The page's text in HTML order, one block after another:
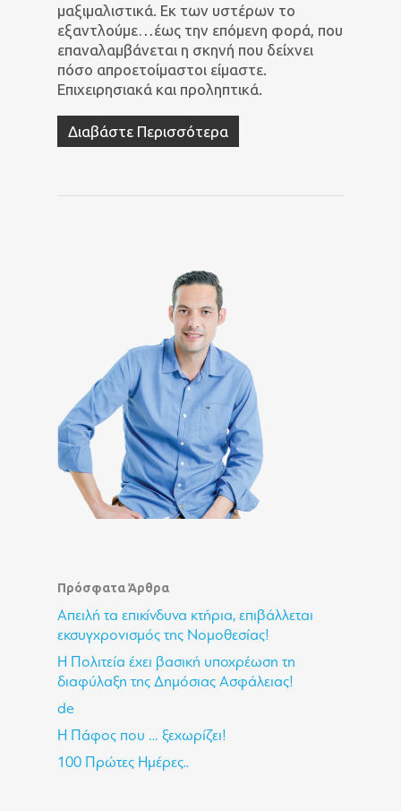
μαξιμαλιστικά. Εκ των υστέρων το
εξαντλούμε…έως την επόμενη φορά, που
επαναλαμβάνεται η σκηνή που δείχνει
πόσο απροετοίμαστοι είμαστε.
Επιχειρησιακά και προληπτικά.
Διαβάστε Περισσότερα
Πρόσφατα Άρθρα
Απειλή τα επικίνδυνα κτήρια, επιβάλλεται
εκσυγχρονισμός της Νομοθεσίας!
Η Πολιτεία έχει βασική υποχρέωση τη
διαφύλαξη της Δημόσιας Ασφάλειας!
de
Η Πάφος που … ξεχωρίζει!
100 Πρώτες Ημέρες..